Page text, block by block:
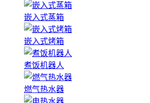
嵌入式蒸箱
嵌入式烤箱
煮饭机器人
燃气热水器